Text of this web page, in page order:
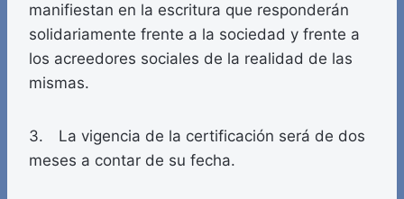
manifiestan en la escritura que responderán
solidariamente frente a la sociedad y frente a
los acreedores sociales de la realidad de las
mismas.
3. La vigencia de la certificación será de dos
meses a contar de su fecha.